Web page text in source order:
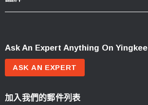
Ask An Expert Anything On Yingkee
ASK AN EXPERT
加入我們的郵件列表